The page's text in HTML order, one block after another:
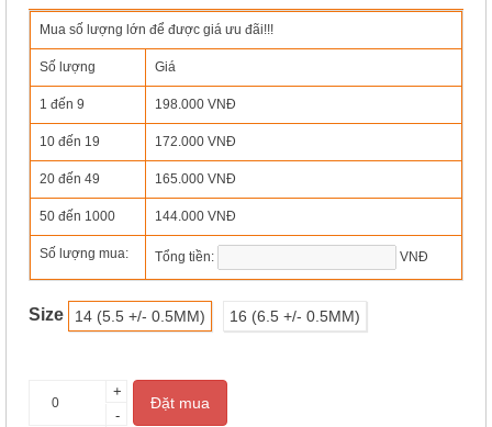
Mua số lượng lớn để được giá ưu đãi!!!
Số lượng Giá
1 đến 9 198.000 VNĐ
10 đến 19 172.000 VNĐ
20 đến 49 165.000 VNĐ
50 đến 1000 144.000 VNĐ
Số lượng mua: Tổng tiền: VNĐ
Size 14 (5.5 +/- 0.5MM) 16 (6.5 +/- 0.5MM)
+
-
Đặt mua